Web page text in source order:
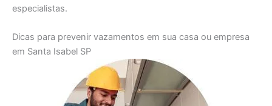
especialistas.
Dicas para prevenir vazamentos em sua casa ou empresa
em Santa Isabel SP